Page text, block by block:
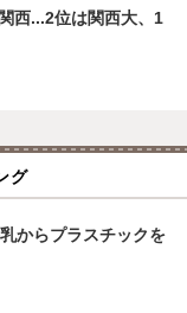
西...2位は関西大、1
グ
からプラスチックを